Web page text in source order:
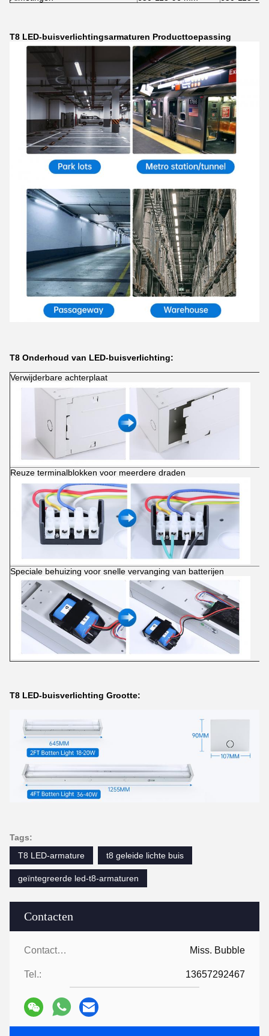
Contacten
Contacten: Miss. Bubble
Tel.: 13657292467
T8 LED-buisverlichtingsarmaturen Producttoepassing
T8 Onderhoud van LED-buisverlichting:
Verwijderbare achterplaat
Reuze terminalblokken voor meerdere draden
Speciale behuizing voor snelle vervanging van batterijen
T8 LED-buisverlichting Grootte:
Tags:
T8 LED-armature
t8 geleide lichte buis
geïntegreerde led-t8-armaturen